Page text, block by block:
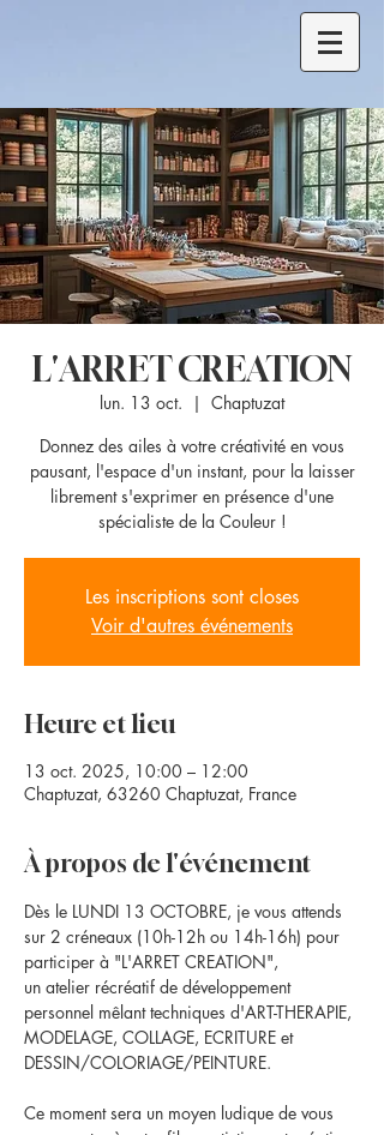
L'ARRET CREATION
lun. 13 oct.
  |
Chaptuzat
Donnez des ailes à votre créativité en vous
pausant, l'espace d'un instant, pour la laisser
librement s'exprimer en présence d'une
spécialiste de la Couleur !
Les inscriptions sont closes
Voir d'autres événements
Heure et lieu
13 oct. 2025, 10:00 – 12:00
Chaptuzat, 63260 Chaptuzat, France
À propos de l'événement
Dès le LUNDI 13 OCTOBRE, je vous attends
sur 2 créneaux (10h-12h ou 14h-16h) pour
participer à "L'ARRET CREATION",
un atelier récréatif de développement
personnel mêlant techniques d'ART-THERAPIE,
MODELAGE, COLLAGE, ECRITURE et
DESSIN/COLORIAGE/PEINTURE.
Ce moment sera un moyen ludique de vous